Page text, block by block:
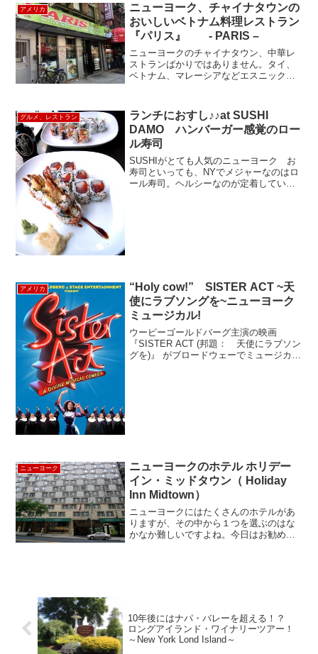
アメリカ
ニューヨーク、チャイナタウンの
おいしいベトナム料理レストラン
『パリス』 - PARIS –
ニューヨークのチャイナタウン、中華レ
ストランばかりではありません。タイ、
ベトナム、マレーシアなどエスニックな
『PARIS（パリス）』店内はこんな感
じ。少し前まではテイ...
グルメ、レストラン
ランチにおすし♪♪at SUSHI
DAMO ハンバーガー感覚のロー
ル寿司
SUSHIがとても人気のニューヨーク お
寿司といっても、NYでメジャーなのはロ
ール寿司。ヘルシーなのが定着している
アメリカ
“Holy cow!” SISTER ACT ~天
使にラブソングを~ニューヨーク
ミュージカル!
ウーピーゴールドバーグ主演の映画
『SISTER ACT (邦題： 天使にラブソン
グを)』 がブロードウェーでミュージカル
ニューヨーク
ニューヨークのホテル ホリデー
イン・ミッドタウン（ Holiday
Inn Midtown）
ニューヨークにはたくさんのホテルがあ
りますが、その中から１つを選ぶのはな
かなか難しいですよね。今日はお勧めホ
10年後にはナパ・バレーを超える！？
ロングアイランド・ワイナリーツアー！
～New York Lond Island～